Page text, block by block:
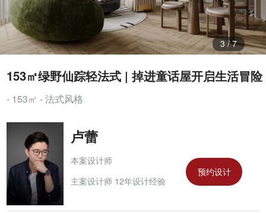
3/7
153㎡绿野仙踪轻法式 | 掉进童话屋开启生活冒险
- 153㎡ - 法式风格
卢蕾
本案设计师
主案设计师 12年设计经验
预约设计